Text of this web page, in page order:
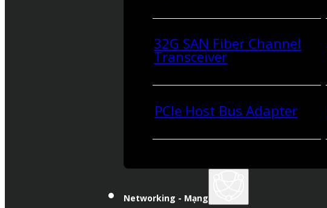
32G SAN Fiber Channel
Transceiver
PCIe Host Bus Adapter
Networking - Mạng